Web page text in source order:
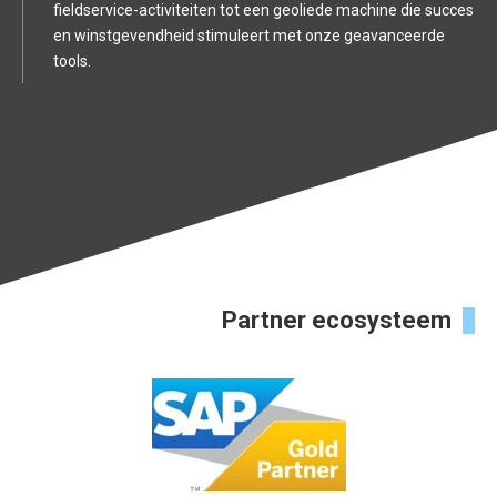
fieldservice-activiteiten tot een geoliede machine die succes
en winstgevendheid stimuleert met onze geavanceerde
tools.
Partner ecosysteem